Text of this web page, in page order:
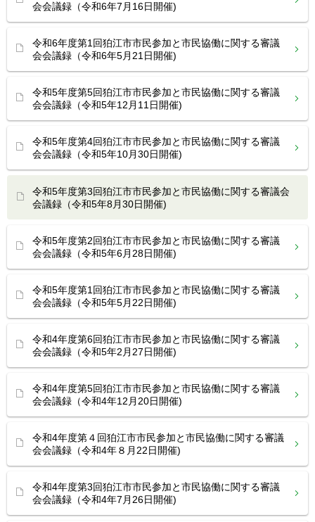
会会議録（令和6年7月16日開催)
令和6年度第1回狛江市市民参加と市民協働に関する審議
会会議録（令和6年5月21日開催)
令和5年度第5回狛江市市民参加と市民協働に関する審議
会会議録（令和5年12月11日開催)
令和5年度第4回狛江市市民参加と市民協働に関する審議
会会議録（令和5年10月30日開催)
令和5年度第3回狛江市市民参加と市民協働に関する審議会
会議録（令和5年8月30日開催)
令和5年度第2回狛江市市民参加と市民協働に関する審議
会会議録（令和5年6月28日開催)
令和5年度第1回狛江市市民参加と市民協働に関する審議
会会議録（令和5年5月22日開催)
令和4年度第6回狛江市市民参加と市民協働に関する審議
会会議録（令和5年2月27日開催)
令和4年度第5回狛江市市民参加と市民協働に関する審議
会会議録（令和4年12月20日開催)
令和4年度第４回狛江市市民参加と市民協働に関する審議
会会議録（令和4年８月22日開催)
令和4年度第3回狛江市市民参加と市民協働に関する審議
会会議録（令和4年7月26日開催)